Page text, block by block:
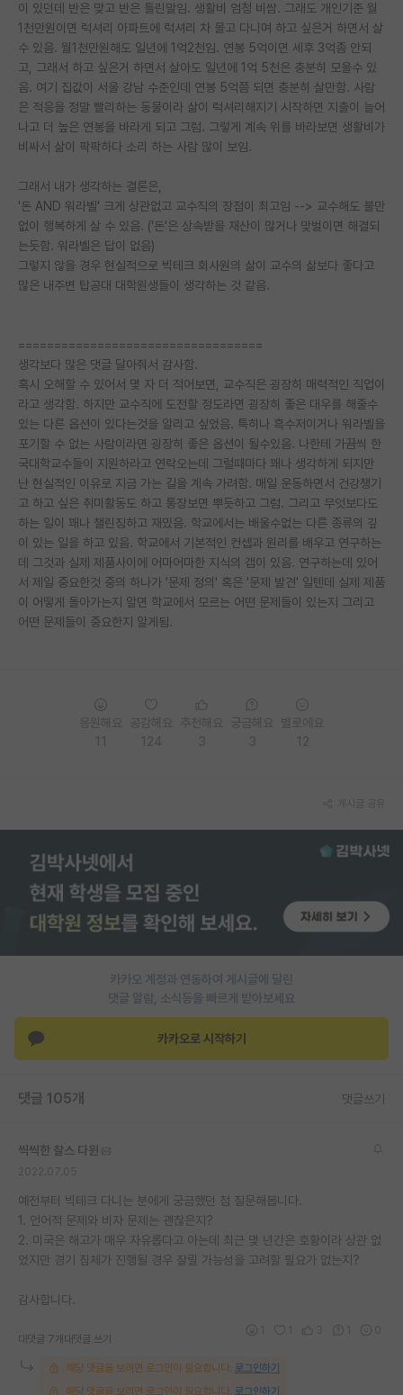
이 있던데 반은 맞고 반은 틀린말임. 생활비 엄청 비쌈. 그래도 개인기준 월
1천만원이면 럭셔리 아파트에 럭셔리 차 몰고 다니며 하고 싶은거 하면서 살
수 있음. 월1천만원해도 일년에 1억2천임. 연봉 5억이면 세후 3억좀 안되
고, 그래서 하고 싶은거 하면서 살아도 일년에 1억 5천은 충분히 모을수 있
음. 여기 집값이 서울 강남 수준인데 연봉 5억쯤 되면 충분히 살만함. 사람
은 적응을 정말 빨리하는 동물이라 삶이 럭셔리해지기 시작하면 지출이 늘어
나고 더 높은 연봉을 바라게 되고 그럼. 그렇게 계속 위를 바라보면 생활비가
비싸서 삶이 팍팍하다 소리 하는 사람 많이 보임.
그래서 내가 생각하는 결론은,
'돈 AND 워라벨' 크게 상관없고 교수직의 장점이 최고임 --> 교수해도 불만
없이 행복하게 살 수 있음. ('돈'은 상속받을 재산이 많거나 맞벌이면 해결되
는듯함. 워라벨은 답이 없음)
그렇지 않을 경우 현실적으로 빅테크 회사원의 삶이 교수의 삶보다 좋다고
많은 내주변 탑공대 대학원생들이 생각하는 것 같음.
==================================
생각보다 많은 댓글 달아줘서 감사함.
혹시 오해할 수 있어서 몇 자 더 적어보면, 교수직은 굉장히 매력적인 직업이
라고 생각함. 하지만 교수직에 도전할 정도라면 굉장히 좋은 대우를 해줄수
있는 다른 옵션이 있다는것을 알리고 싶었음. 특히나 흑수저이거나 워라벨을
포기할 수 없는 사람이라면 굉장히 좋은 옵션이 될수있음. 나한테 가끔씩 한
국대학교수들이 지원하라고 연락오는데 그럴때마다 꽤나 생각하게 되지만
난 현실적인 이유로 지금 가는 길을 계속 가려함. 매일 운동하면서 건강챙기
고 하고 싶은 취미활동도 하고 통장보면 뿌듯하고 그럼. 그리고 무엇보다도
하는 일이 꽤나 챌린징하고 재밌음. 학교에서는 배울수없는 다른 종류의 깊
이 있는 일을 하고 있음. 학교에서 기본적인 컨셉과 원리를 배우고 연구하는
데 그것과 실제 제품사이에 어마어마한 지식의 갭이 있음. 연구하는데 있어
서 제일 중요한것 중의 하나가 '문제 정의' 혹은 '문제 발견' 일텐데 실제 제품
이 어떻게 돌아가는지 알면 학교에서 모르는 어떤 문제들이 있는지 그리고
어떤 문제들이 중요한지 알게됨.
카카오 계정과 연동하여 게시글에 달린
댓글 알람, 소식등을 빠르게 받아보세요
카카오로 시작하기
댓글 105개 댓글쓰기
씩씩한 찰스 다윈
예전부터 빅테크 다니는 분에게 궁금했던 점 질문해봅니다.
1. 언어적 문제와 비자 문제는 괜찮은지?
2. 미국은 해고가 매우 자유롭다고 아는데 최근 몇 년간은 호황이라 상관 없
었지만 경기 침체가 진행될 경우 잘릴 가능성을 고려할 필요가 없는지?
감사합니다.
대댓글 7개 대댓글 쓰기
해당 댓글을 보려면 로그인이 필요합니다. 로그인하기
해당 댓글을 보려면 로그인이 필요합니다. 로그인하기